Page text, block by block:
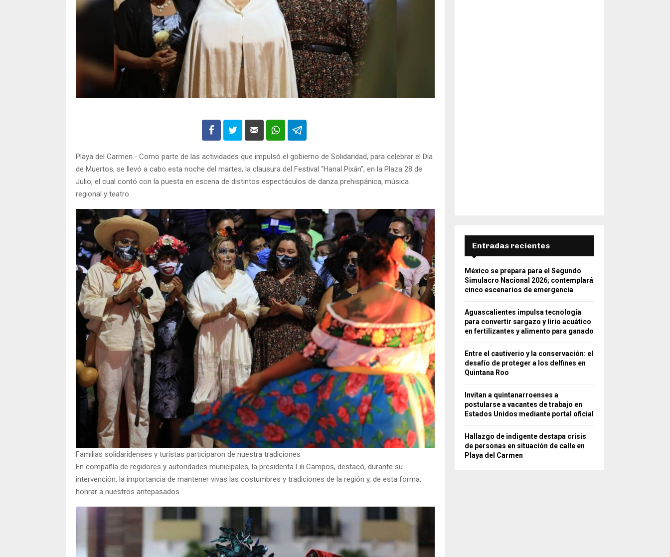
Playa del Carmen.- Como parte de las actividades que impulsó el gobierno de Solidaridad, para celebrar el Día
de Muertos, se llevó a cabo esta noche del martes, la clausura del Festival “Hanal Pixán”, en la Plaza 28 de
Julio, el cual contó con la puesta en escena de distintos espectáculos de danza prehispánica, música
regional y teatro.
Familias solidaridenses y turistas participaron de nuestra tradiciones
En compañía de regidores y autoridades municipales, la presidenta Lili Campos, destacó, durante su
intervención, la importancia de mantener vivas las costumbres y tradiciones de la región y, de esta forma,
honrar a nuestros antepasados.
Entradas recientes
México se prepara para el Segundo
Simulacro Nacional 2026; contemplará
cinco escenarios de emergencia
Aguascalientes impulsa tecnología
para convertir sargazo y lirio acuático
en fertilizantes y alimento para ganado
Entre el cautiverio y la conservación: el
desafío de proteger a los delfines en
Quintana Roo
Invitan a quintanarroenses a
postularse a vacantes de trabajo en
Estados Unidos mediante portal oficial
Hallazgo de indigente destapa crisis
de personas en situación de calle en
Playa del Carmen